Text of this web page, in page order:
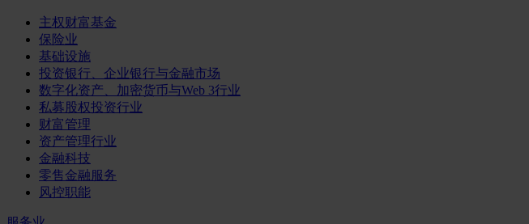
主权财富基金
保险业
基础设施
投资银行、企业银行与金融市场
数字化资产、加密货币与Web 3行业
私募股权投资行业
财富管理
资产管理行业
金融科技
零售金融服务
风控职能